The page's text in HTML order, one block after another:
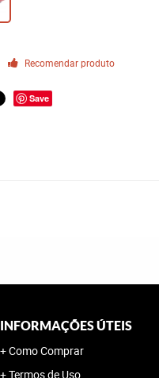
Recomendar produto
Save
INFORMAÇÕES ÚTEIS
Como Comprar
Termos de Uso